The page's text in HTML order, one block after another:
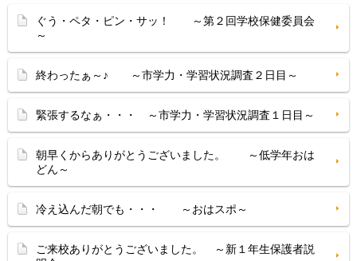
ぐう・ペタ・ピン・サッ！ ～第２回学校保健委員会
～
終わったぁ～♪ ～市学力・学習状況調査２日目～
緊張するなぁ・・・ ～市学力・学習状況調査１日目～
朝早くからありがとうございました。 ～低学年おは
どん～
冷え込んだ朝でも・・・ ～おはスポ～
ご来校ありがとうございました。 ～新１年生保護者説